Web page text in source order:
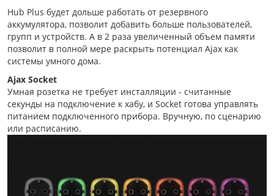
Hub Plus будет дольше работать от резервного
аккумулятора, позволит добавить больше пользователей,
групп и устройств. А в 2 раза увеличенный объем памяти
позволит в полной мере раскрыть потенциал Ajax как
системы умного дома.
Ajax Socket
Умная розетка не требует инсталляции - считанные
секунды на подключение к хабу, и Socket готова управлять
питанием подключенного прибора. Вручную, по сценарию
или расписанию.